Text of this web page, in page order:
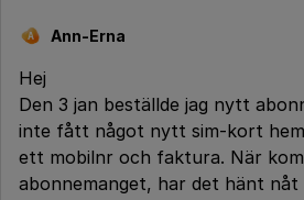
A Ann-Erna
Hej
Den 3 jan beställde jag nytt
inte fått något nytt sim-kort
ett mobilnr och faktura. När
abonnemanget, har det hänt nåt